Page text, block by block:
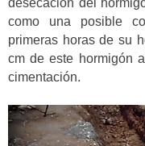
como una posible
primeras horas de su
cm de este hormigón
cimentación.